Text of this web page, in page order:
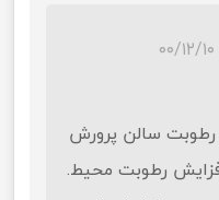
۰۰/۱۲/۱۰
رطوبت سالن پرورش
رطوبت محیط.